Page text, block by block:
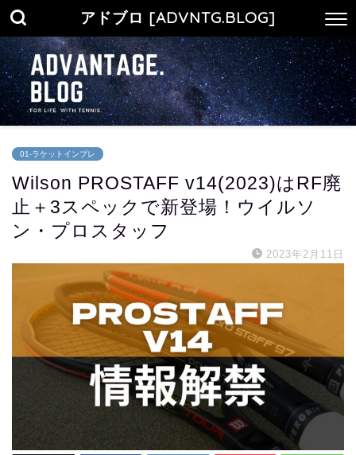
アドブロ [ADVNTG.BLOG]
01-ラケットインプレ
Wilson PROSTAFF v14(2023)はRF廃
止＋3スペックで新登場！ウイルソ
ン・プロスタッフ
2023年2月11日